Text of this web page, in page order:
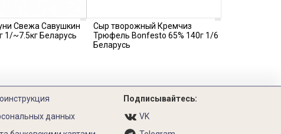
Свежа Савушкин
1/~7.5кг Беларусь
Сыр творожный Кремчиз
Трюфель Bonfesto 65% 140г 1/6
Беларусь
данных
Подписывайтесь:
VK